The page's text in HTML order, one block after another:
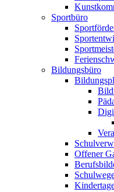
Sportbüro
Bildungsbüro
Offener